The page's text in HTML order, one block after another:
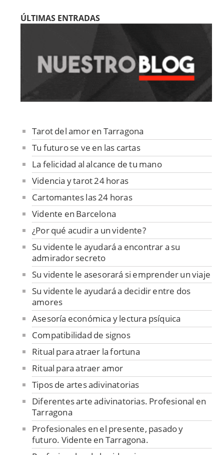
ÚLTIMAS ENTRADAS
Tarot del amor en Tarragona
Tu futuro se ve en las cartas
La felicidad al alcance de tu mano
Videncia y tarot 24 horas
Cartomantes las 24 horas
Vidente en Barcelona
¿Por qué acudir a un vidente?
Su vidente le ayudará a encontrar a su
admirador secreto
Su vidente le asesorará si emprender un viaje
Su vidente le ayudará a decidir entre dos
amores
Asesoría económica y lectura psíquica
Compatibilidad de signos
Ritual para atraer la fortuna
Ritual para atraer amor
Tipos de artes adivinatorias
Diferentes arte adivinatorias. Profesional en
Tarragona
Profesionales en el presente, pasado y
futuro. Vidente en Tarragona.